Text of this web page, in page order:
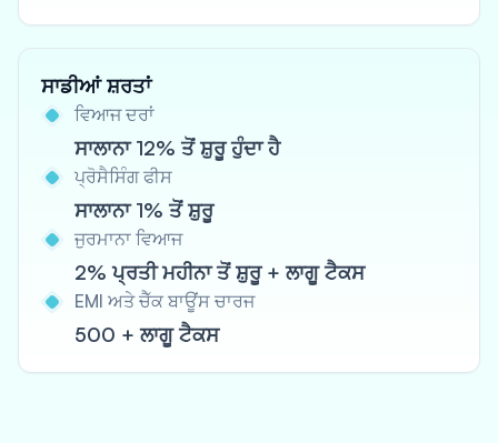
ਸਾਡੀਆਂ ਸ਼ਰਤਾਂ
ਵਿਆਜ ਦਰਾਂ
ਸਾਲਾਨਾ 12% ਤੋਂ ਸ਼ੁਰੂ ਹੁੰਦਾ ਹੈ
ਪ੍ਰੋਸੈਸਿੰਗ ਫੀਸ
ਸਾਲਾਨਾ 1% ਤੋਂ ਸ਼ੁਰੂ
ਜੁਰਮਾਨਾ ਵਿਆਜ
2% ਪ੍ਰਤੀ ਮਹੀਨਾ ਤੋਂ ਸ਼ੁਰੂ + ਲਾਗੂ ਟੈਕਸ
EMI ਅਤੇ ਚੈੱਕ ਬਾਊਂਸ ਚਾਰਜ
500 + ਲਾਗੂ ਟੈਕਸ